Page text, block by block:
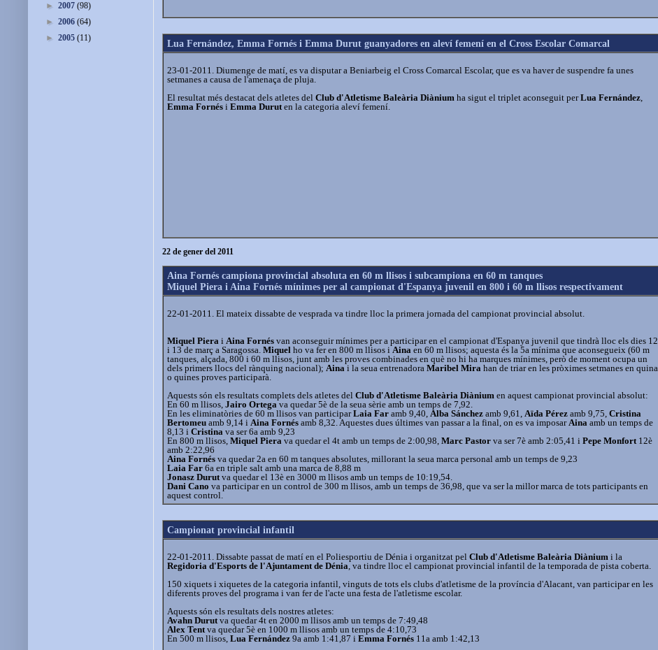
Lua Fernández, Emma Fornés i Emma Durut guanyadores en aleví femení en el Cross Escolar Comarcal
23-01-2011. Diumenge de matí, es va disputar a Beniarbeig el Cross Comarcal Escolar, que es va haver de suspendre fa unes
setmanes a causa de l'amenaça de pluja.
El resultat més destacat dels atletes del Club d'Atletisme Baleària Diànium ha sigut el triplet aconseguit perLua Fernández,
Emma Fornés i Emma Duruten la categoria aleví femení.
22 de gener del 2011
Aina Fornés campiona provincial absoluta en 60 m llisos i subcampiona en 60 m tanques
Miquel Piera i Aina Fornés mínimes per al campionat d'Espanya juvenil en 800 i 60 m llisos respectivament
22-01-2011. El mateix dissabte de vesprada va tindre lloc la primera jornada del campionat provincial absolut.
Miquel Piera i Aina Fornés van aconseguir mínimes per a participar en el campionat d'Espanya juvenil que tindrà lloc els dies 12
i 13 de març a Saragossa. Miquel ho va fer en 800 m llisos i Aina en 60 m llisos; aquesta és la 5a mínima que aconsegueix (60 m
tanques, alçada, 800 i 60 m llisos, junt amb les proves combinades en què no hi ha marques mínimes, però de moment ocupa un
dels primers llocs del rànquing nacional); Aina i la seua entrenadora Maribel Mira han de triar en les pròximes setmanes en quina
o quines proves participarà.
Aquests són els resultats complets dels atletes del Club d'Atletisme Baleària Diànium en aquest campionat provincial absolut:
En 60 m llisos, Jairo Ortega va quedar 5è de la seua sèrie amb un temps de 7,92.
En les eliminatòries de 60 m llisos van participarLaia Far amb 9,40, Alba Sánchez amb 9,61, Aïda Pérez amb 9,75, Cristina
Bertomeu amb 9,14 i Aina Fornés amb 8,32. Aquestes dues últimes van passar a la final, on es va imposar Aina amb un temps de
8,13 i Cristina va ser 6a amb 9,23
En 800 m llisos, Miquel Piera va quedar el 4t amb un temps de 2:00,98, Marc Pastor va ser 7è amb 2:05,41 i Pepe Monfort 12è
amb 2:22,96
Aina Fornés va quedar 2a en 60 m tanques absolutes, millorant la seua marca personal amb un temps de 9,23
Laia Far 6a en triple salt amb una marca de 8,88 m
Jonasz Durut va quedar el 13è en 3000 m llisos amb un temps de 10:19,54.
Dani Cano va participar en un control de 300 m llisos, amb un temps de 36,98, que va ser la millor marca de tots participants en
aquest control.
Campionat provincial infantil
22-01-2011. Dissabte passat de matí en el Poliesportiu de Dénia i organitzat pel Club d'Atletisme Baleària Diànium i la
Regidoria d'Esports de l'Ajuntament de Dénia, va tindre lloc el campionat provincial infantil de la temporada de pista coberta.
150 xiquets i xiquetes de la categoria infantil, vinguts de tots els clubs d'atletisme de la província d'Alacant, van participar en les
diferents proves del programa i van fer de l'acte una festa de l'atletisme escolar.
Aquests són els resultats dels nostres atletes:
Avahn Durutva quedar 4t en 2000 m llisos amb un temps de 7:49,48
Alex Tentva quedar 5è en 1000 m llisos amb un temps de 4:10,73
En 500 m llisos, Lua Fernández 9a amb 1:41,87 i Emma Fornés 11a amb 1:42,13
► 2007 (98)
► 2006 (64)
► 2005 (11)